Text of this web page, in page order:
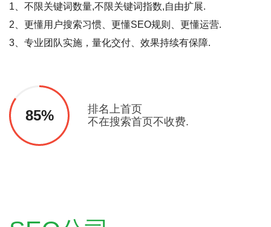
1、不限关键词数量,不限关键词指数,自由扩展.
2、更懂用户搜索习惯、更懂SEO规则、更懂运营.
3、专业团队实施，量化交付、效果持续有保障.
85%
排名上首页
不在搜索首页不收费.